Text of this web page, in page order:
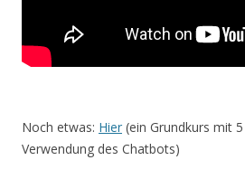
Noch etwas: Hier (ein Grundkurs mit
Verwendung des Chatbots)